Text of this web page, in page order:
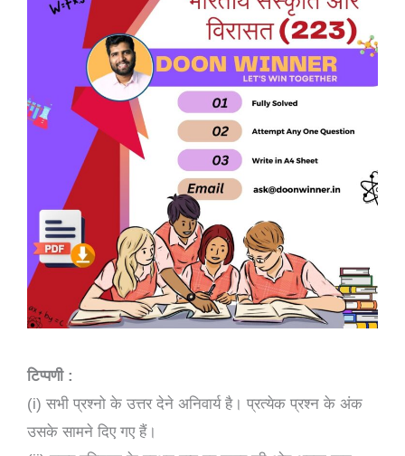
टिप्पणी :
(i) सभी प्रश्नो के उत्तर देने अनिवार्य है। प्रत्येक प्रश्न के अंक
उसके सामने दिए गए हैं।